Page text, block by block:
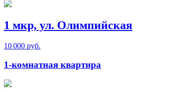
1 мкр, ул. Олимпийская
10 000 руб.
1-комнатная квартира